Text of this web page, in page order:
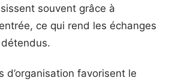
souvent grâce à
ce qui rend les échanges
d’organisation favorisent le